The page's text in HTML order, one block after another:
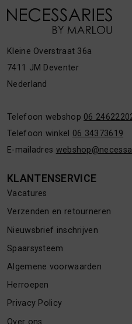
Kleine Overstraat 36a
7411 JM Deventer
Nederland
Telefoon webshop 06
Telefoon winkel 06 34373619
E-mailadres
KLANTENSERVICE
Vacatures
Verzenden en retourneren
Nieuwsbrief inschrijven
Spaarsysteem
Algemene voorwaarden
Herroepen
Privacy Policy
Over ons